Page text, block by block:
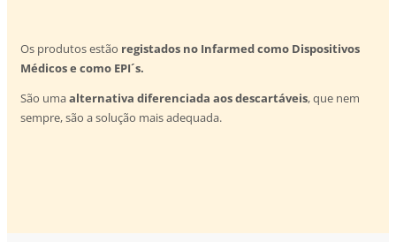
Os produtos estão registados no Infarmed como Dispositivos
Médicos e como EPI´s.
São umaalternativa diferenciada aos descartáveis, que nem
sempre, são a solução mais adequada.